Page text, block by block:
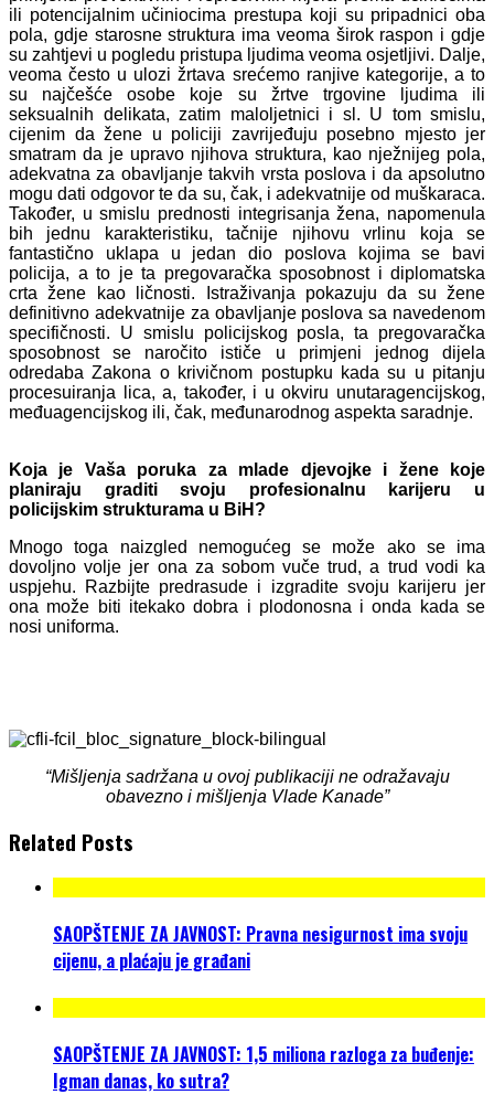
ili potencijalnim učiniocima prestupa koji su pripadnici oba
pola, gdje starosne struktura ima veoma širok raspon i gdje
su zahtjevi u pogledu pristupa ljudima veoma osjetljivi. Dalje,
veoma često u ulozi žrtava srećemo ranjive kategorije, a to
su najčešće osobe koje su žrtve trgovine ljudima ili
seksualnih delikata, zatim maloljetnici i sl. U tom smislu,
cijenim da žene u policiji zavrijeđuju posebno mjesto jer
smatram da je upravo njihova struktura, kao nježnijeg pola,
adekvatna za obavljanje takvih vrsta poslova i da apsolutno
mogu dati odgovor te da su, čak, i adekvatnije od muškaraca.
Također, u smislu prednosti integrisanja žena, napomenula
bih jednu karakteristiku, tačnije njihovu vrlinu koja se
fantastično uklapa u jedan dio poslova kojima se bavi
policija, a to je ta pregovaračka sposobnost i diplomatska
crta žene kao ličnosti. Istraživanja pokazuju da su žene
definitivno adekvatnije za obavljanje poslova sa navedenom
specifičnosti. U smislu policijskog posla, ta pregovaračka
sposobnost se naročito ističe u primjeni jednog dijela
odredaba Zakona o krivičnom postupku kada su u pitanju
procesuiranja lica, a, također, i u okviru unutaragencijskog,
međuagencijskog ili, čak, međunarodnog aspekta saradnje.
Koja je Vaša poruka za mlade djevojke i žene koje
planiraju graditi svoju profesionalnu karijeru u
policijskim strukturama u BiH?
Mnogo toga naizgled nemogućeg se može ako se ima
dovoljno volje jer ona za sobom vuče trud, a trud vodi ka
uspjehu. Razbijte predrasude i izgradite svoju karijeru jer
ona može biti itekako dobra i plodonosna i onda kada se
nosi uniforma.
“Mišljenja sadržana u ovoj publikaciji ne odražavaju
obavezno i mišljenja Vlade Kanade”
Related Posts
SAOPŠTENJE ZA JAVNOST: Pravna nesigurnost ima svoju
cijenu, a plaćaju je građani
SAOPŠTENJE ZA JAVNOST: 1,5 miliona razloga za buđenje:
Igman danas, ko sutra?